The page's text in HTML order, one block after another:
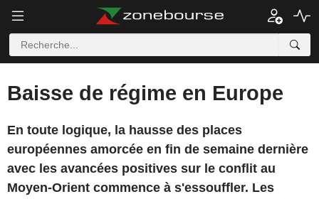
Baisse de régime en Europe
En toute logique, la hausse des places
européennes amorcée en fin de semaine dernière
avec les avancées positives sur le conflit au
Moyen-Orient commence à s'essouffler. Les